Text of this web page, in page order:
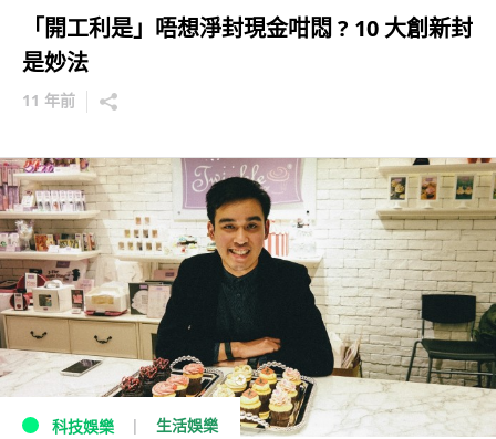
「開工利是」唔想淨封現金咁悶 ? 10 大創新封
是妙法
11 年前
科技娛樂 生活娛樂